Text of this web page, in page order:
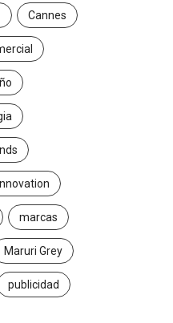
Cannes
Innovation
marcas
Maruri Grey
publicidad